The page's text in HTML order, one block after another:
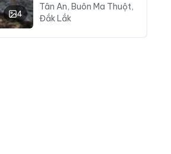
4
Tân An, Buôn Ma Thuột,
Đắk Lắk